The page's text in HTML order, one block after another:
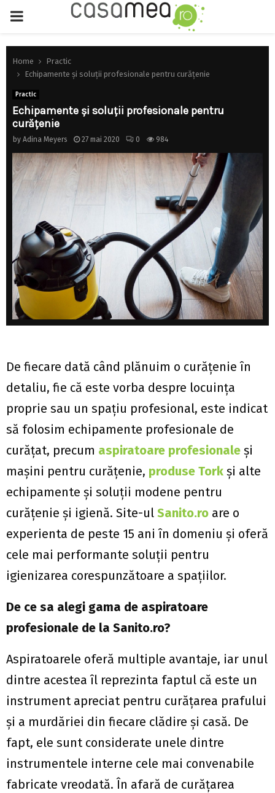
PRIMARY
MENU
Home
Practic
Echipamente și soluții profesionale pentru curățenie
Practic
Echipamente și soluții profesionale pentru
curățenie
by Adina Meyers 27 mai 2020 0 984
De fiecare dată când plănuim o curățenie în
detaliu, fie că este vorba despre locuința
proprie sau un spațiu profesional, este indicat
să folosim echipamente profesionale de
curățat, precum aspiratoare profesionale și
mașini pentru curățenie, produse Tork și alte
echipamente și soluții modene pentru
curățenie și igienă. Site-ul Sanito.ro are o
experienta de peste 15 ani în domeniu și oferă
cele mai performante soluții pentru
igienizarea corespunzătoare a spațiilor.
De ce sa alegi gama de aspiratoare
profesionale de la Sanito.ro?
Aspiratoarele oferă multiple avantaje, iar unul
dintre acestea îl reprezinta faptul că este un
instrument apreciat pentru curățarea prafului
și a murdăriei din fiecare clădire și casă. De
fapt, ele sunt considerate unele dintre
instrumentele interne cele mai convenabile
fabricate vreodată. În afară de curățarea